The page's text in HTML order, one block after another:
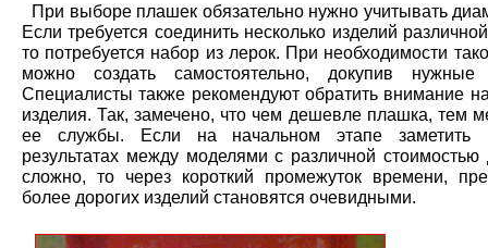
При выборе плашек обязательно нужно учитывать
Если требуется соединить несколько изделий
то потребуется набор из лерок. При необходимости
можно создать самостоятельно, докупив нужные
Специалисты также рекомендуют обратить внимание
изделия. Так, замечено, что чем дешевле плашка, тем
ее службы. Если на начальном этапе заметить
результатах между моделями с различной стоимостью
сложно, то через короткий промежуток времени,
более дорогих изделий становятся очевидными.